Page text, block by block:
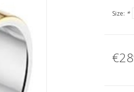
Size: *